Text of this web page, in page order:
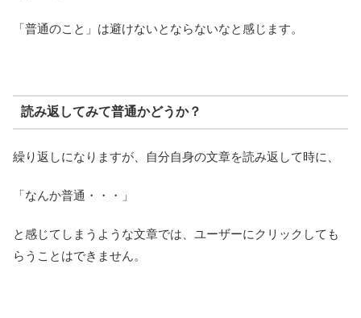
「普通のこと」は避けないとならないなと感じます。
読み返してみて普通かどうか？
繰り返しになりますが、自分自身の文章を読み返して時に、
「なんか普通・・・」
と感じてしまうような文章では、ユーザーにクリックしても
らうことはできません。